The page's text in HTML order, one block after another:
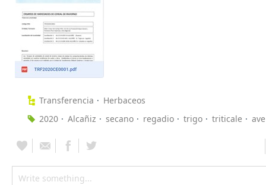
Transferencia
Herbaceos
2020
Alcañiz secano regadio trigo triticale